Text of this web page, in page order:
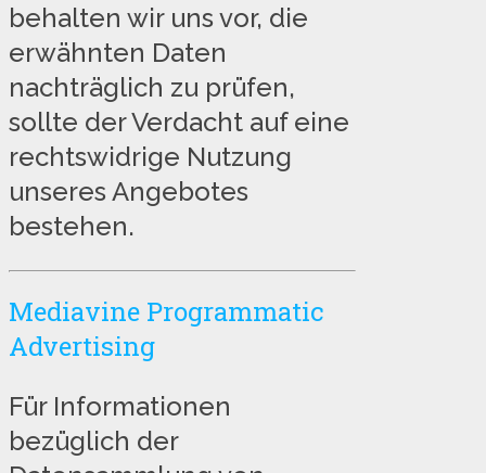
behalten wir uns vor, die
erwähnten Daten
nachträglich zu prüfen,
sollte der Verdacht auf eine
rechtswidrige Nutzung
unseres Angebotes
bestehen.
Mediavine Programmatic
Advertising
Für Informationen
bezüglich der